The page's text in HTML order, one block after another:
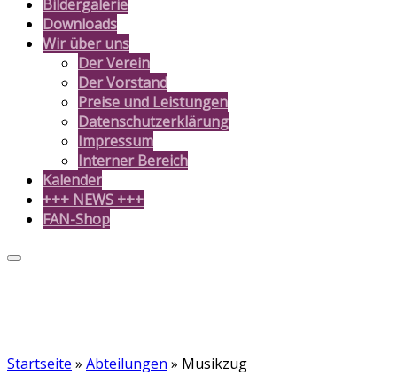
Bildergalerie
Downloads
Wir über uns
Der Verein
Der Vorstand
Preise und Leistungen
Datenschutzerklärung
Impressum
Interner Bereich
Kalender
+++ NEWS +++
FAN-Shop
Startseite » Abteilungen » Musikzug